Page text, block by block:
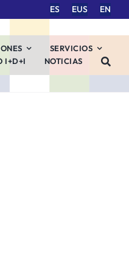
ES EUS EN
SERVICIOS
I+D+I
NOTICIAS